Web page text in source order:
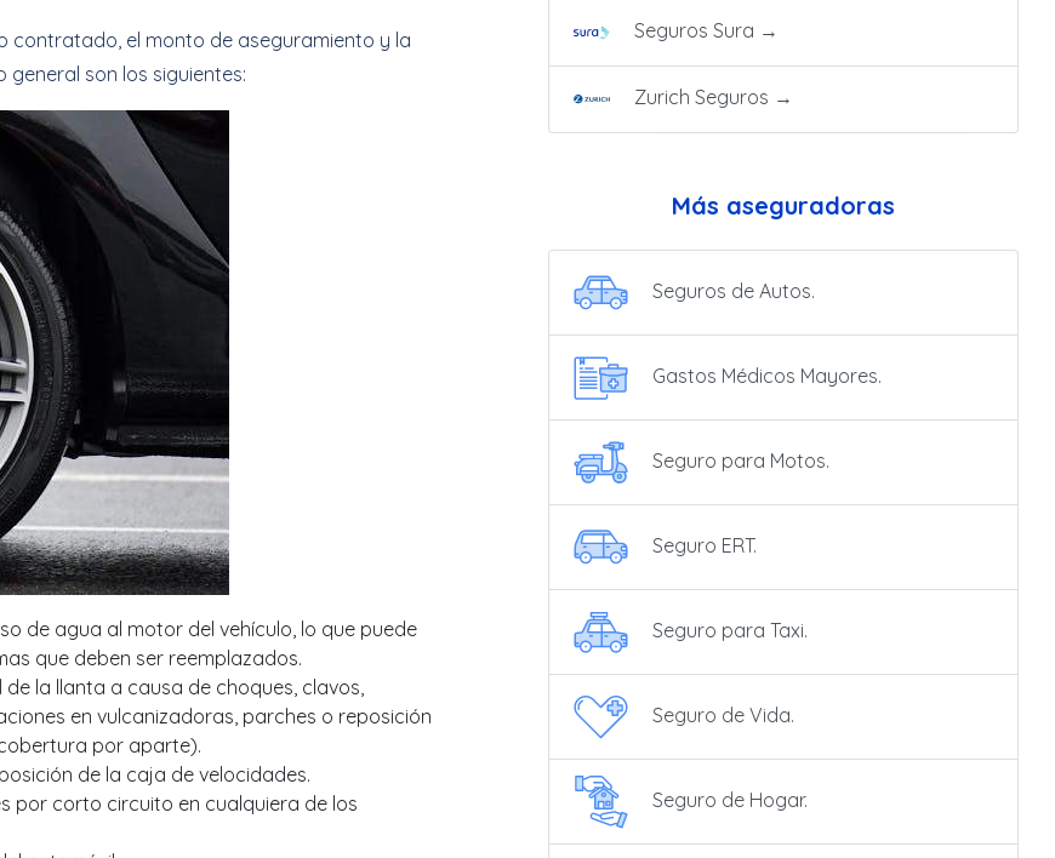
contratado, el monto de aseguramiento y la
son los siguientes:
de agua al motor del vehículo, lo que puede
que deben ser reemplazados.
la llanta a causa de choques, clavos,
en vulcanizadoras, parches o reposición
por aparte).
de la caja de velocidades.
por corto circuito en cualquiera de los
Seguros Sura →
Zurich Seguros →
Más aseguradoras
Seguros de Autos.
Gastos Médicos Mayores.
Seguro para Motos.
Seguro ERT.
Seguro para Taxi.
Seguro de Vida.
Seguro de Hogar.